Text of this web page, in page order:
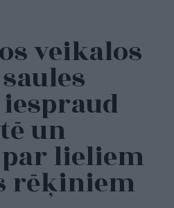
veikalos
un
lieliem
rēķiniem